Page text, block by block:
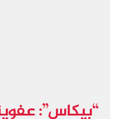
“بيكاس”: